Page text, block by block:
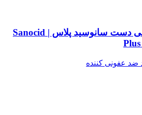
ضدعفونی‌کننده الکلی دست سانوسید پلاس | Sanocid
ضد عفونی کننده